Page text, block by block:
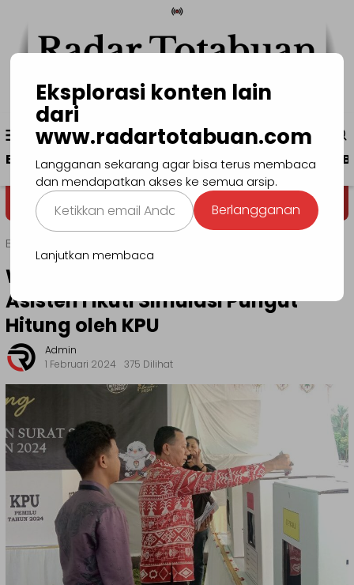
konten
Menu
Mobile
www.radartotabuan.com
Beranda Kotamobagu Bolmong Boltim
Dega' Niondon Selamat Datang di Situs
Beranda
Wakili Pemkot Kotamobagu,
Asisten I Ikuti Simulasi Pungut
Hitung oleh KPU
Admin
1 Februari 2024
375 Dilihat
Eksplorasi konten lain
dari
www.radartotabuan.com
Langganan sekarang agar bisa terus membaca
dan mendapatkan akses ke semua arsip.
Ketikkan
email
Anda...
Berlangganan
Lanjutkan membaca